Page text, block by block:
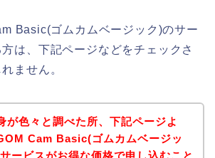
Basic(ゴムカムベージック)のサー
は、下記ページなどをチェックさ
ません。
が色々と調べた所、下記ページよ
Cam Basic(ゴムカムベージッ
ービスがお得な価格で申し込むこと